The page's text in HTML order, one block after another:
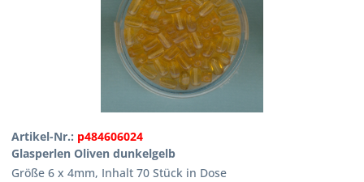
Artikel-Nr.: p484606024
Glasperlen Oliven dunkelgelb
Größe 6 x 4mm, Inhalt 70 Stück in Dose